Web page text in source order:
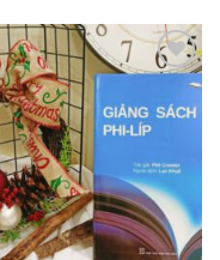
Thêm wishlist